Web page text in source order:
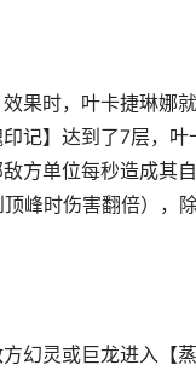
果时，叶卡捷琳娜
印记】达到了7层，
方单位每秒造成其
峰时伤害翻倍），
幻灵或巨龙进入【